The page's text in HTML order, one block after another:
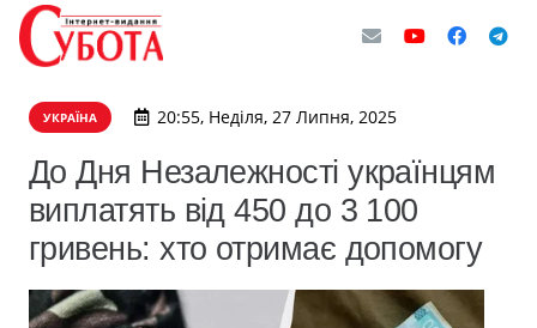
УКРАЇНА 20:55, Неділя, 27 Липня, 2025
До Дня Незалежності українцям
виплатять від 450 до 3 100
гривень: хто отримає допомогу